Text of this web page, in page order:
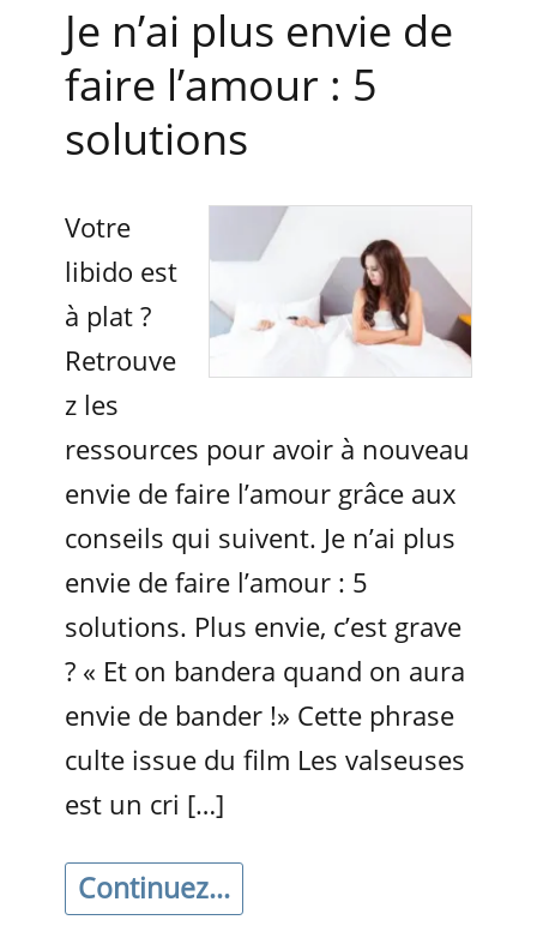
Je n’ai plus envie de
faire l’amour : 5
solutions
Votre
libido est
à plat ?
Retrouve
z les
ressources pour avoir à nouveau
envie de faire l’amour grâce aux
conseils qui suivent. Je n’ai plus
envie de faire l’amour : 5
solutions. Plus envie, c’est grave
? « Et on bandera quand on aura
envie de bander !» Cette phrase
culte issue du film Les valseuses
est un cri […]
Continuez...